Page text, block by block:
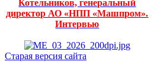
Котельников, генеральный
директор АО «НПП «Машпром».
Интервью
Старая версия сайта